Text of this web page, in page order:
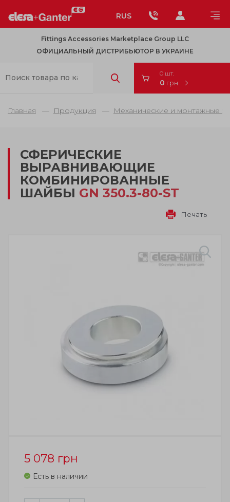
RUS
Fittings Accessories Marketplace Group LLC
ОФИЦИАЛЬНЫЙ ДИСТРИБЬЮТОР В УКРАИНЕ
0 шт.
0 грн
Главная Продукция Механические и монтажные
СФЕРИЧЕСКИЕ
ВЫРАВНИВАЮЩИЕ
КОМБИНИРОВАННЫЕ
ШАЙБЫ GN 350.3-80-ST
Печать
5 078 грн
Есть в наличии